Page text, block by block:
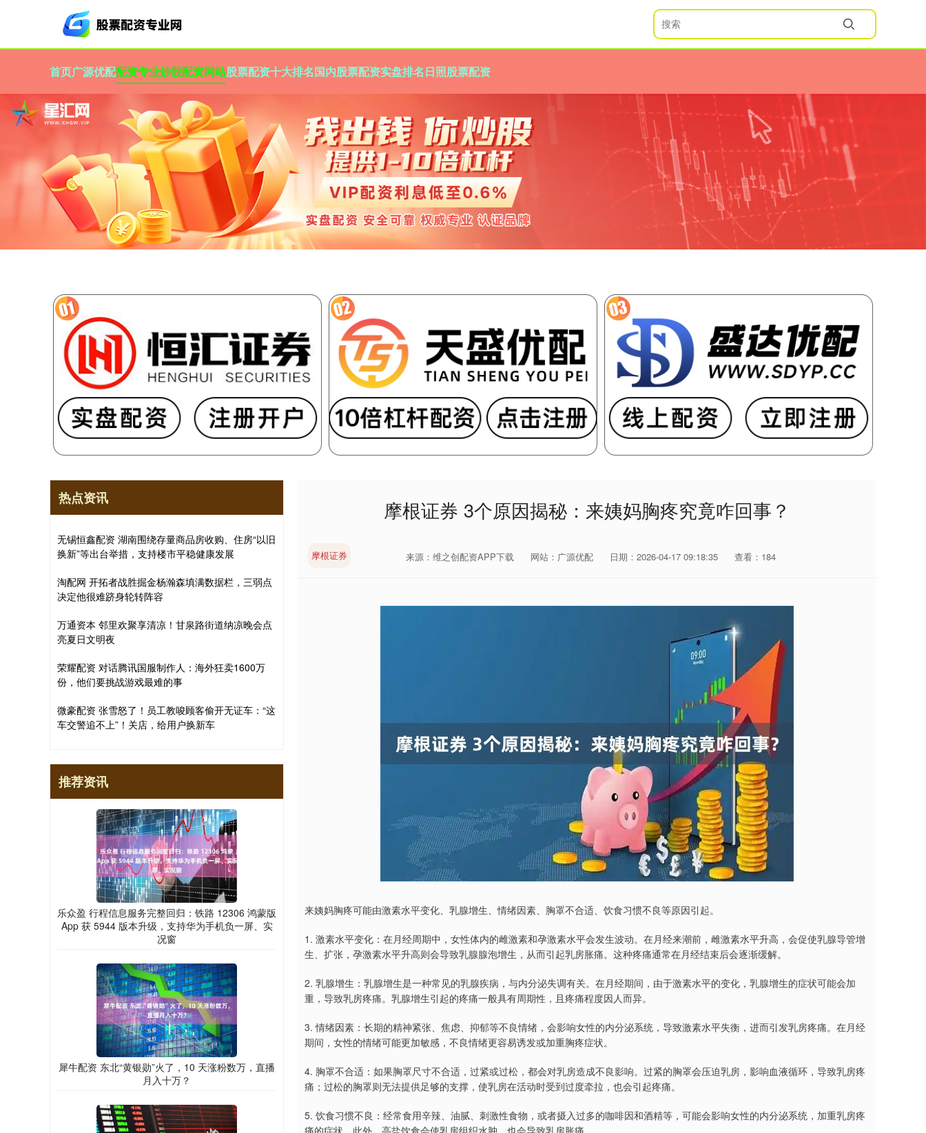
首页广源优配配资专业炒股配资网站股票配资十大排名国内股票配资实盘排名日照股票配资
摩根证券 3个原因揭秘：来姨妈胸疼究竟咋回事？
摩根证券 来源：维之创配资APP下载 网站：广源优配 日期：2026-04-17 09:18:35 查看：184
来姨妈胸疼可能由激素水平变化、乳腺增生、情绪因素、胸罩不合适、饮食习惯不良等原因引起。
1. 激素水平变化：在月经周期中，女性体内的雌激素和孕激素水平会发生波动。在月经来潮前，雌激素水平升高，会促使乳腺导管增
生、扩张，孕激素水平升高则会导致乳腺腺泡增生，从而引起乳房胀痛。这种疼痛通常在月经结束后会逐渐缓解。
2. 乳腺增生：乳腺增生是一种常见的乳腺疾病，与内分泌失调有关。在月经期间，由于激素水平的变化，乳腺增生的症状可能会加
重，导致乳房疼痛。乳腺增生引起的疼痛一般具有周期性，且疼痛程度因人而异。
3. 情绪因素：长期的精神紧张、焦虑、抑郁等不良情绪，会影响女性的内分泌系统，导致激素水平失衡，进而引发乳房疼痛。在月经
期间，女性的情绪可能更加敏感，不良情绪更容易诱发或加重胸疼症状。
4. 胸罩不合适：如果胸罩尺寸不合适，过紧或过松，都会对乳房造成不良影响。过紧的胸罩会压迫乳房，影响血液循环，导致乳房疼
痛；过松的胸罩则无法提供足够的支撑，使乳房在活动时受到过度牵拉，也会引起疼痛。
5. 饮食习惯不良：经常食用辛辣、油腻、刺激性食物，或者摄入过多的咖啡因和酒精等，可能会影响女性的内分泌系统，加重乳房疼
热点资讯
无锡恒鑫配资 湖南围绕存量商品房收购、住房“以旧
换新”等出台举措，支持楼市平稳健康发展
淘配网 开拓者战胜掘金杨瀚森填满数据栏，三弱点
决定他很难跻身轮转阵容
万通资本 邻里欢聚享清凉！甘泉路街道纳凉晚会点
亮夏日文明夜
荣耀配资 对话腾讯国服制作人：海外狂卖1600万
份，他们要挑战游戏最难的事
微豪配资 张雪怒了！员工教唆顾客偷开无证车：“这
车交警追不上”！关店，给用户换新车
推荐资讯
乐众盈 行程信息服务完整回归：铁路 12306 鸿蒙版
App 获 5944 版本升级，支持华为手机负一屏、实
况窗
犀牛配资 东北“黄银勋”火了，10 天涨粉数万，直播
月入十万？